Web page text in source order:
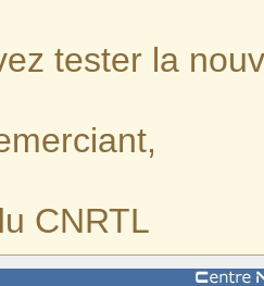
tester la
CNRTL